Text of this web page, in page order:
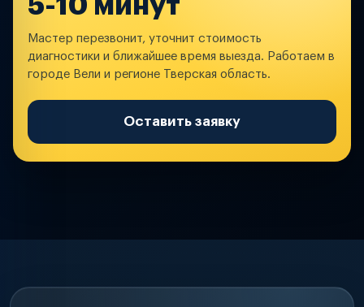
5-10 минут
Мастер перезвонит, уточнит стоимость
диагностики и ближайшее время выезда. Работаем в
городе Вели и регионе Тверская область.
Оставить заявку